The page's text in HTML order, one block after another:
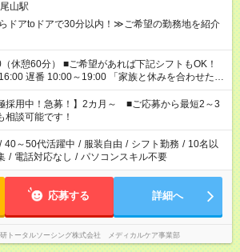
山駅
ドアtoドアで30分以内！≫ご希望の勤務地を紹介
望があれば下記シフトもOK！
10:00～19:00 「家族と休みを合わせた
持って夕飯の準備がしたい」 「できれば残業はし
、ご希望を教えてくださいね。 ※Wワーク希望
のお仕事で希望する勤務時間と、もう1つのお仕事
合計で週40時間を超える場合は応募できません。
採用中！急募！】2カ月～ ■ご応募から最短2～3
相談可能です！
/ 40～50代活躍中 / 服装自由 / シフト勤務 / 10名以
/ 電話対応なし / パソコンスキル不要
応募する 詳細へ
研トータルソーシング株式会社 メディカルケア事業部